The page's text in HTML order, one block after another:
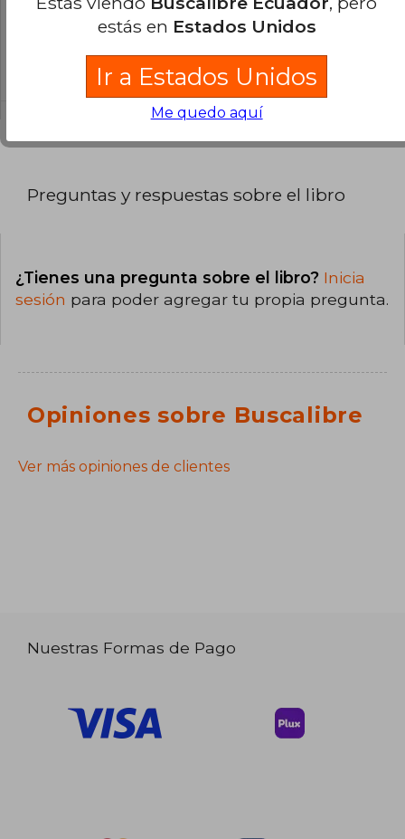
¿En qué Idioma está escrito el
El libro está escrito en Inglés.
Preguntas y respuestas sobre el libro
¿Tienes una pregunta sobre el libro? Inicia
sesión para poder agregar tu propia pregunta.
Opiniones sobre Buscalibre
Ver más opiniones de clientes
Nuestras Formas de Pago
estás en Estados Unidos
Ir a Estados Unidos
Me quedo aquí